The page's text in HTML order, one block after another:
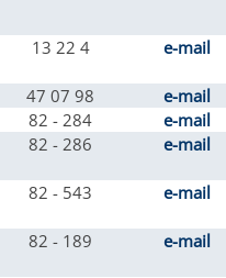
13 22 4 e-mail
47 07 98
e-mail
82 - 284
e-mail
82 - 286 e-mail
82 - 543 e-mail
82 - 189 e-mail